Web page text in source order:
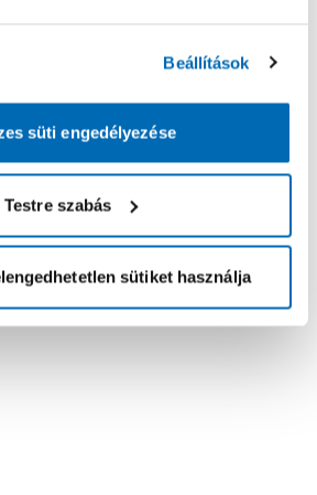
Beállítások
süti engedélyezése
Testre szabás
sütiket használja